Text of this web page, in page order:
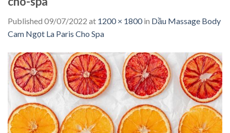
Published 09/07/2022 at 1200 × 1800in Dầu Massage Body
Cam Ngọt La Paris Cho Spa